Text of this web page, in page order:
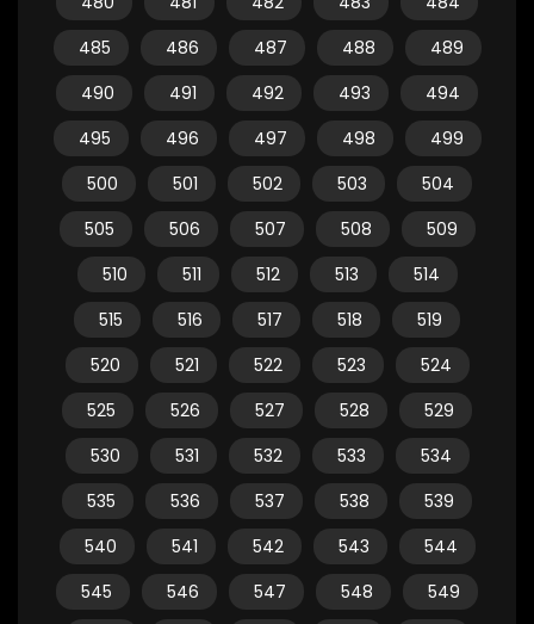
485
486 487 488
489
490
491 492 493
494
495
496 497 498
499
500
501 502 503
504
505
506 507 508
509
510
511 512 513
514
515
516 517 518
519
520
521 522 523
524
525
526 527 528
529
530
531 532 533
534
535
536 537 538
539
540
541 542 543
544
545
546 547 548
549